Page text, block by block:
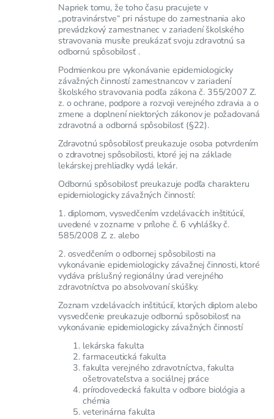
Napriek tomu, že toho času pracujete v
„potravinárstve“ pri nástupe do zamestnania ako
prevádzkový zamestnanec v zariadení školského
stravovania musíte preukázať svoju zdravotnú sa
odbornú spôsobilosť .
Podmienkou pre vykonávanie epidemiologicky
závažných činností zamestnancov v zariadení
školského stravovania podľa zákona č. 355/2007 Z.
z. o ochrane, podpore a rozvoji verejného zdravia a o
zmene a doplnení niektorých zákonov je požadovaná
zdravotná a odborná spôsobilosť (§22).
Zdravotnú spôsobilosť preukazuje osoba potvrdením
o zdravotnej spôsobilosti, ktoré jej na základe
lekárskej prehliadky vydá lekár.
Odbornú spôsobilosť preukazuje podľa charakteru
epidemiologicky závažných činností:
1. diplomom, vysvedčením vzdelávacích inštitúcií,
uvedené v zozname v prílohe č. 6 vyhlášky č.
585/2008 Z. z. alebo
2. osvedčením o odbornej spôsobilosti na
vykonávanie epidemiologicky závažnej činnosti, ktoré
vydáva príslušný regionálny úrad verejného
zdravotníctva po absolvovaní skúšky.
Zoznam vzdelávacích inštitúcií, ktorých diplom alebo
vysvedčenie preukazuje odbornú spôsobilosť na
vykonávanie epidemiologicky závažných činností
lekárska fakulta
farmaceutická fakulta
fakulta verejného zdravotníctva, fakulta
ošetrovateľstva a sociálnej práce
prírodovedecká fakulta v odbore biológia a
chémia
veterinárna fakulta